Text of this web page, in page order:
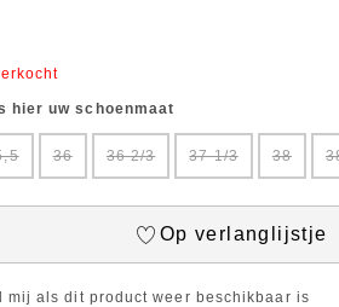
hier uw schoenmaat
36 36 2/3 37 1/3 38
Op verlanglijstje
mij als dit product weer beschikbaar is